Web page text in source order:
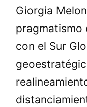
Giorgia
pragmatismo
con el Sur